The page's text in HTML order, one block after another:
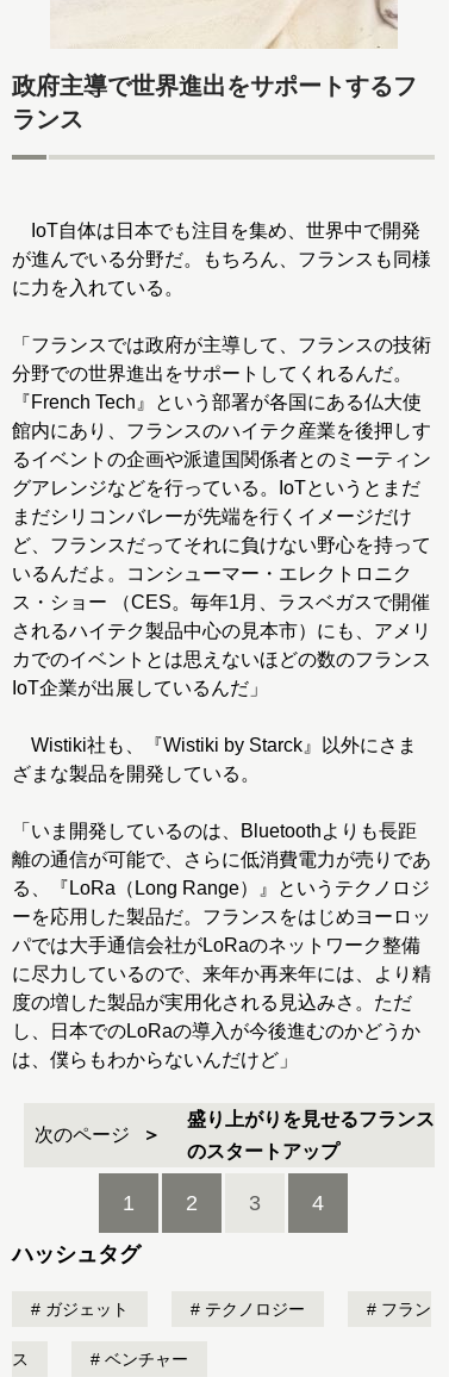
政府主導で世界進出をサポートするフ
ランス
IoT自体は日本でも注目を集め、世界中で開発
が進んでいる分野だ。もちろん、フランスも同様
に力を入れている。
「フランスでは政府が主導して、フランスの技術
分野での世界進出をサポートしてくれるんだ。
『French Tech』という部署が各国にある仏大使
館内にあり、フランスのハイテク産業を後押しす
るイベントの企画や派遣国関係者とのミーティン
グアレンジなどを行っている。IoTというとまだ
まだシリコンバレーが先端を行くイメージだけ
ど、フランスだってそれに負けない野心を持って
いるんだよ。コンシューマー・エレクトロニク
ス・ショー （CES。毎年1月、ラスベガスで開催
されるハイテク製品中心の見本市）にも、アメリ
カでのイベントとは思えないほどの数のフランス
IoT企業が出展しているんだ」
Wistiki社も、『Wistiki by Starck』以外にさま
ざまな製品を開発している。
「いま開発しているのは、Bluetoothよりも長距
離の通信が可能で、さらに低消費電力が売りであ
る、『LoRa（Long Range）』というテクノロジ
ーを応用した製品だ。フランスをはじめヨーロッ
パでは大手通信会社がLoRaのネットワーク整備
に尽力しているので、来年か再来年には、より精
度の増した製品が実用化される見込みさ。ただ
し、日本でのLoRaの導入が今後進むのかどうか
は、僕らもわからないんだけど」
次のページ
盛り上がりを見せるフランス
のスタートアップ
1 2 3 4
ハッシュタグ
ガジェット テクノロジー フラン
ス ベンチャー